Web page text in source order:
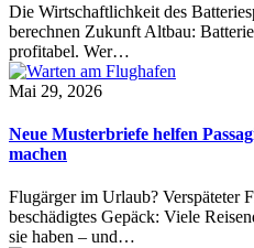
Die Wirtschaftlichkeit des
berechnen Zukunft Altbau:
profitabel. Wer…
Mai 29, 2026
Neue Musterbriefe helfen
machen
Flugärger im Urlaub? Verspäteter
beschädigtes Gepäck: Viele
sie haben – und…